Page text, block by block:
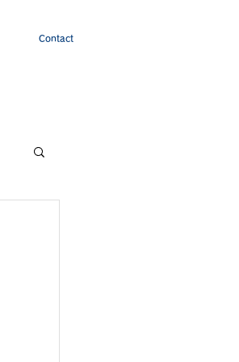
Contact